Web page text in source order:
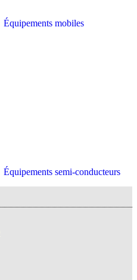
Équipements mobiles
Équipements semi-conducteurs